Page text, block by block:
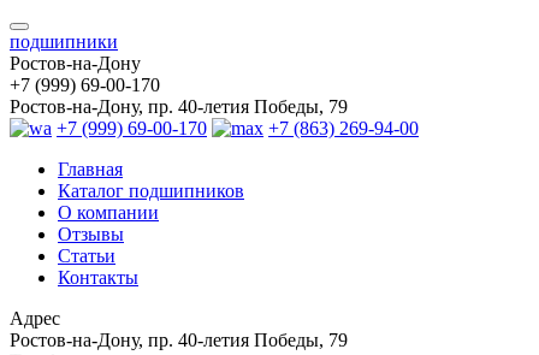
подшипники
Ростов-на-Дону
+7 (999) 69-00-170
Ростов-на-Дону, пр. 40-летия Победы, 79
+7 (999) 69-00-170
+7 (863) 269-94-00
Главная
Каталог подшипников
О компании
Отзывы
Статьи
Контакты
Адрес
Ростов-на-Дону, пр. 40-летия Победы, 79